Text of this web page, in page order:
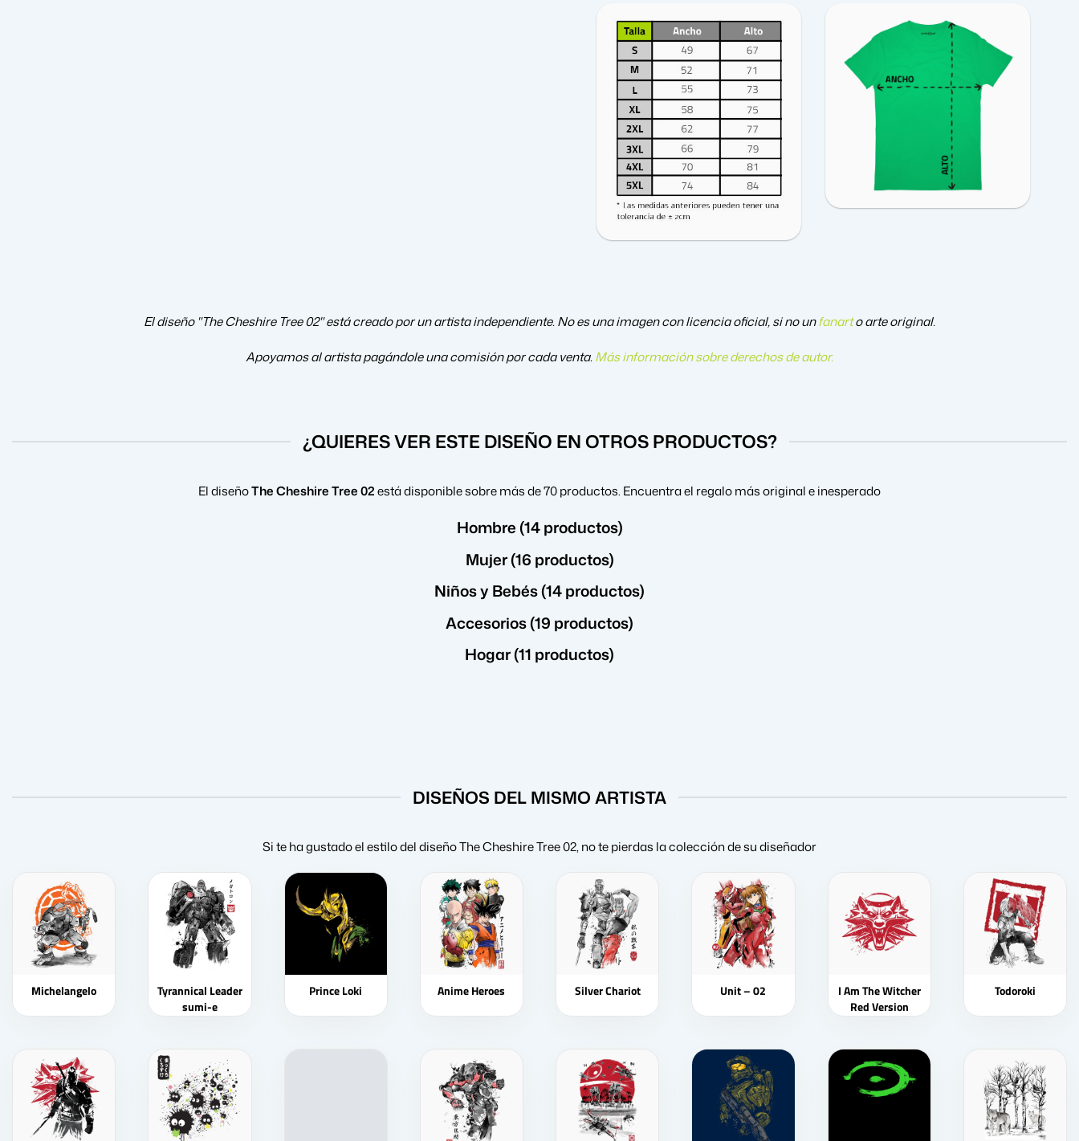
El diseño "The Cheshire Tree 02" está creado por un artista independiente. No es una imagen con licencia oficial, si no unfanarto arte original.
Apoyamos al artista pagándole una comisión por cada venta.Más información sobre derechos de autor.
¿QUIERES VER ESTE DISEÑO EN OTROS PRODUCTOS?
El diseñoThe Cheshire Tree 02está disponible sobre más de 70 productos. Encuentra el regalo más original e inesperado
Hombre (14 productos)
Mujer (16 productos)
Niños y Bebés (14 productos)
Accesorios (19 productos)
Hogar (11 productos)
DISEÑOS DEL MISMO ARTISTA
Si te ha gustado el estilo del diseño The Cheshire Tree 02, no te pierdas la colección de su diseñador
Michelangelo
Tyrannical Leader
sumi-e
Prince Loki Anime Heroes Silver Chariot Unit – 02
I Am The Witcher
Red Version
Todoroki